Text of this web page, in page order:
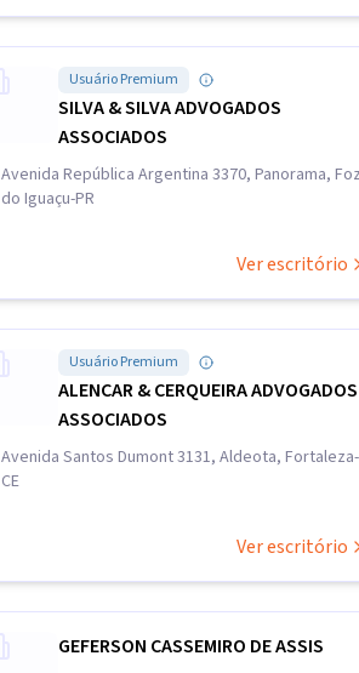
Usuário Premium
SILVA & SILVA ADVOGADOS
ASSOCIADOS
Avenida República Argentina 3370, Panorama,
do Iguaçu-PR
Ver escritório
Usuário Premium
ALENCAR & CERQUEIRA ADVOGADOS
ASSOCIADOS
Avenida Santos Dumont 3131, Aldeota, Fortaleza-
CE
Ver escritório
GEFERSON CASSEMIRO DE ASSIS